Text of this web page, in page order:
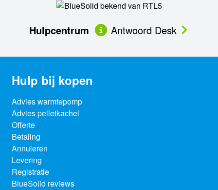
Hulpcentrum Antwoord Desk
Hulp bij kopen
Advies warmtepomp
Advies pelletkachel
Offerte
Betaling
Annuleren
Levering
Registratie
BlueSolid reviews